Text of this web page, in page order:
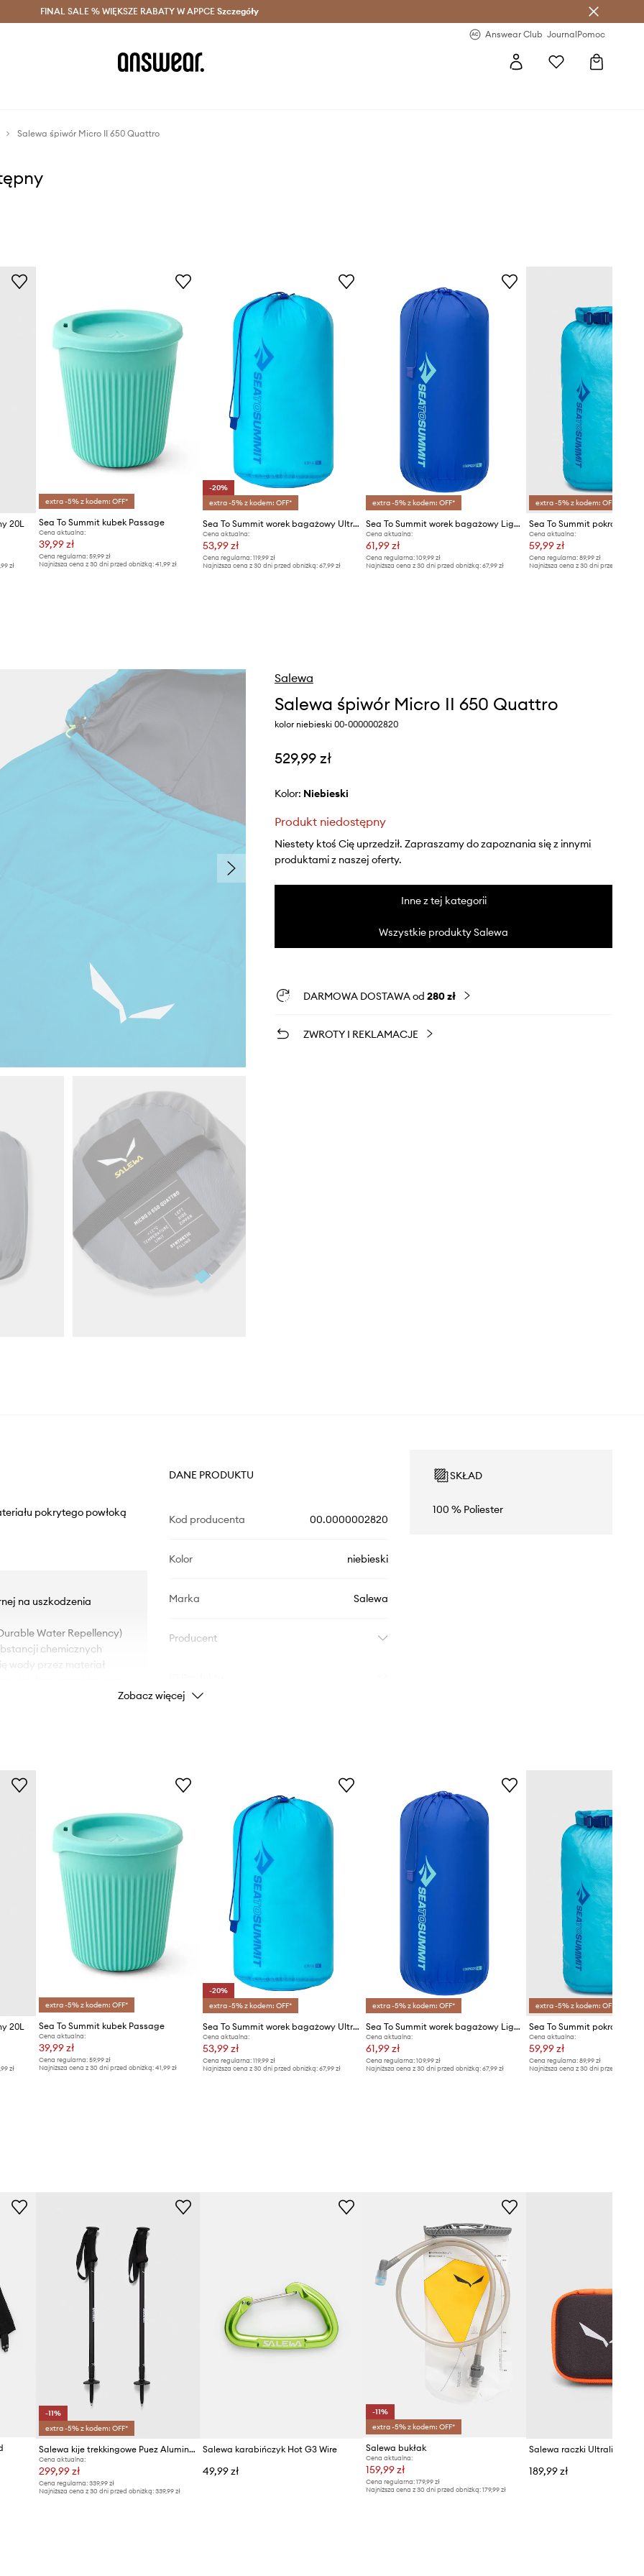
Oszczędzaj z Answear Club > Dostawa nawet w 24h >
FINAL SALE % WIĘKSZE RABATY W APPCE Szczegóły
Answear Club JournalPomoc
Salewa śpiwór Micro II 650 Quattro
20L
zł
extra -5% z kodem: OFF*
Sea To Summit kubek Passage
Cena aktualna:
39,99 zł
Cena regularna: 59,99 zł
Najniższa cena z 30 dni przed obniżką: 41,99 zł
-20%
extra -5% z kodem: OFF*
Sea To Summit worek bagażowy Ultra-Sil Stuff Sack 13L
Cena aktualna:
53,99 zł
Cena regularna: 119,99 zł
Najniższa cena z 30 dni przed obniżką: 67,99 zł
extra -5% z kodem: OFF*
Sea To Summit worek bagażowy Lightweight Stuff Sack
Cena aktualna:
61,99 zł
Cena regularna:109,99 zł
Najniższa cena z 30 dni przed obniżką:67,99 zł
extra -5% z kodem: OFF*
Cena aktualna:
59,99 zł
Cena regularna: 89,99 zł
Najniższa cena z 30 dni przed obniżką:
Salewa
Salewa śpiwór Micro II 650 Quattro
kolor niebieski 00-0000002820
529,99 zł
Kolor: niebieski
Produkt niedostępny
Niestety ktoś Cię uprzedził. Zapraszamy do zapoznania się z innymi
produktami z naszej oferty.
Inne z tej kategorii
Wszystkie produkty Salewa
DARMOWA DOSTAWA od 280 zł
ZWROTY I REKLAMACJE
pokrytego powłoką
na uszkodzenia
Water Repellency)
chemicznych
wody przez materiał
właściwości
mokre i zapewnia
komfort snu.
wysoki poziom
telefonu lub zegarka.
funkcjonalność.
z niego jako koc.
DANE PRODUKTU
Kod producenta 00.0000002820
Kolor niebieski
Marka Salewa
Producent
SKŁAD
100 % Poliester
Zobacz więcej
20L
zł
extra -5% z kodem: OFF*
Sea To Summit kubek Passage
Cena aktualna:
39,99 zł
Cena regularna: 59,99 zł
Najniższa cena z 30 dni przed obniżką: 41,99 zł
-20%
extra -5% z kodem: OFF*
Sea To Summit worek bagażowy Ultra-Sil Stuff Sack 13L
Cena aktualna:
53,99 zł
Cena regularna: 119,99 zł
Najniższa cena z 30 dni przed obniżką: 67,99 zł
extra -5% z kodem: OFF*
Sea To Summit worek bagażowy Lightweight Stuff Sack
Cena aktualna:
61,99 zł
Cena regularna:109,99 zł
Najniższa cena z 30 dni przed obniżką:67,99 zł
extra -5% z kodem: OFF*
Cena aktualna:
59,99 zł
Cena regularna: 89,99 zł
Najniższa cena z 30 dni przed obniżką:
-11%
extra -5% z kodem: OFF*
Salewa kije trekkingowe Puez Aluminium
Cena aktualna:
299,99 zł
Cena regularna: 339,99 zł
Najniższa cena z 30 dni przed obniżką: 339,99 zł
Salewa karabińczyk Hot G3 Wire
49,99 zł
-11%
extra -5% z kodem: OFF*
Salewa bukłak
Cena aktualna:
159,99 zł
Cena regularna:179,99 zł
Najniższa cena z 30 dni przed obniżką:179,99 zł
Salewa raczki Ultralight
189,99 zł